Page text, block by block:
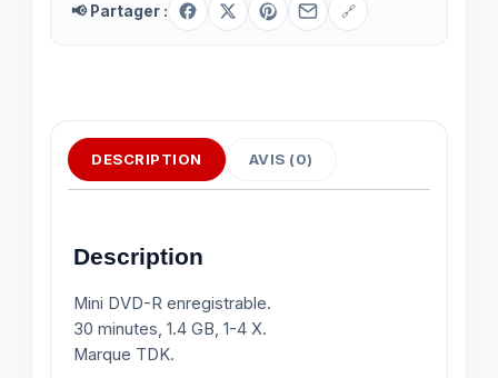
📢 Partager : 🔗
DESCRIPTION AVIS (0)
Description
Mini DVD-R enregistrable.
30 minutes, 1.4 GB, 1-4 X.
Marque TDK.